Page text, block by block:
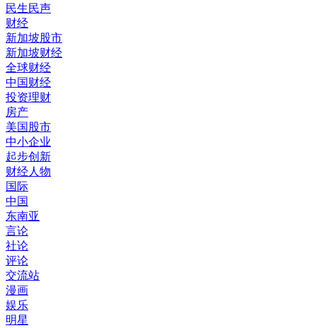
民生民声
财经
新加坡股市
新加坡财经
全球财经
中国财经
投资理财
房产
美国股市
中小企业
起步创新
财经人物
国际
中国
东南亚
言论
社论
评论
交流站
漫画
娱乐
明星